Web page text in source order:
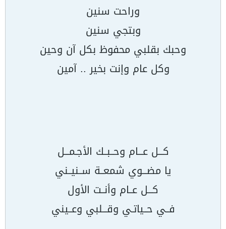
وراحت سنين
وبتجي سنين
وحبك بقلبي محفوظ بكل آن وحين
وكل عام وإنت بخير .. آمين
كـــل عـــام وحــبــك الأجـمـــل
يا مضـــوي شمعــة ســنيــني
كـــل عــام وأنــت الأول
فــي حــياتـي وقـــلبي وعــيني